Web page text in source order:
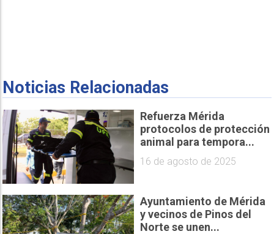
Noticias Relacionadas
Refuerza Mérida
protocolos de protección
animal para tempora...
16 de agosto de 2025
Ayuntamiento de Mérida
y vecinos de Pinos del
Norte se unen...